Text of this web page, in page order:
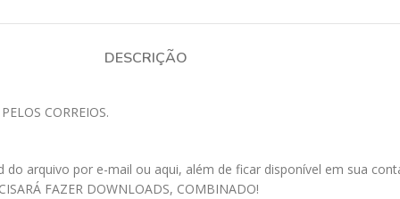
DESCRIÇÃO
CORREIOS.
arquivo por e-mail ou aqui, além de ficar disponível em sua
FAZER DOWNLOADS, COMBINADO!